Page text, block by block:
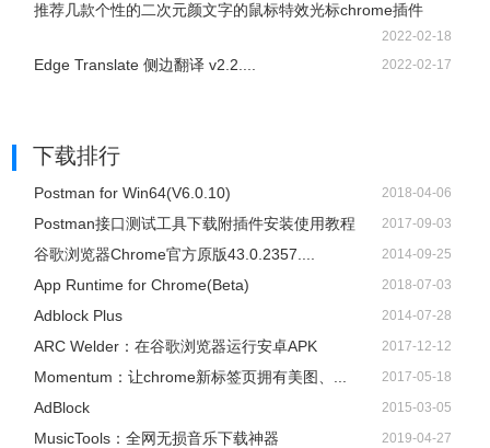
推荐几款个性的二次元颜文字的鼠标特效光标chrome插件
2022-02-18
Edge Translate 侧边翻译 v2.2.... 2022-02-17
下载排行
Postman for Win64(V6.0.10) 2018-04-06
Postman接口测试工具下载附插件安装使用教程 2017-09-03
谷歌浏览器Chrome官方原版43.0.2357.... 2014-09-25
App Runtime for Chrome(Beta) 2018-07-03
Adblock Plus 2014-07-28
ARC Welder：在谷歌浏览器运行安卓APK 2017-12-12
Momentum：让chrome新标签页拥有美图、... 2017-05-18
AdBlock 2015-03-05
​MusicTools：全网无损音乐下载神器 2019-04-27